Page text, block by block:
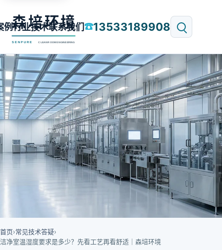
例行业技术联系我们☎13533189908
首页›常见技术答疑›
洁净室温湿度要求是多少？先看工艺再看舒适｜森培环境